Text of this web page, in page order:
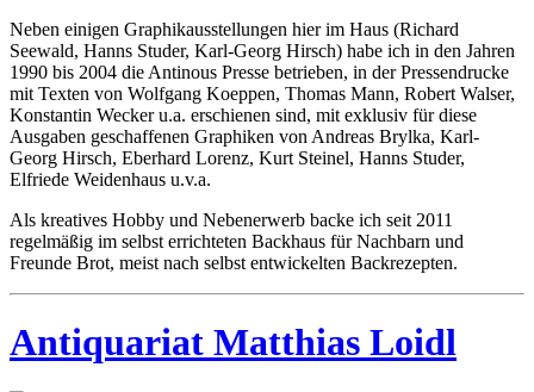
Neben einigen Graphikausstellungen hier im Haus (Richard
Seewald, Hanns Studer, Karl-Georg Hirsch) habe ich in den Jahren
1990 bis 2004 die Antinous Presse betrieben, in der Pressendrucke
mit Texten von Wolfgang Koeppen, Thomas Mann, Robert Walser,
Konstantin Wecker u.a. erschienen sind, mit exklusiv für diese
Ausgaben geschaffenen Graphiken von Andreas Brylka, Karl-
Georg Hirsch, Eberhard Lorenz, Kurt Steinel, Hanns Studer,
Elfriede Weidenhaus u.v.a.
Als kreatives Hobby und Nebenerwerb backe ich seit 2011
regelmäßig im selbst errichteten Backhaus für Nachbarn und
Freunde Brot, meist nach selbst entwickelten Backrezepten.
Antiquariat Matthias Loidl